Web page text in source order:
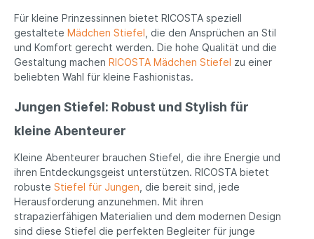
Für kleine Prinzessinnen bietet RICOSTA speziell
gestaltete Mädchen Stiefel , die den Ansprüchen an Stil
und Komfort gerecht werden. Die hohe Qualität und die
Gestaltung machen RICOSTA Mädchen Stiefel zu einer
beliebten Wahl für kleine Fashionistas.
Jungen Stiefel: Robust und Stylish für
kleine Abenteurer
Kleine Abenteurer brauchen Stiefel, die ihre Energie und
ihren Entdeckungsgeist unterstützen. RICOSTA bietet
robuste Stiefel für Jungen , die bereit sind, jede
Herausforderung anzunehmen. Mit ihren
strapazierfähigen Materialien und dem modernen Design
sind diese Stiefel die perfekten Begleiter für junge